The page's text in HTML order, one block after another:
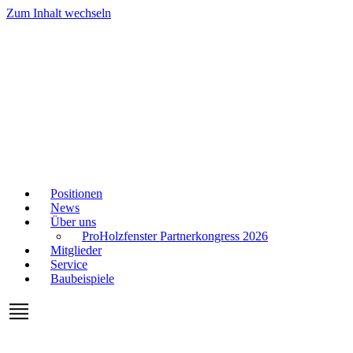
Zum Inhalt wechseln
Positionen
News
Über uns
ProHolzfenster Partnerkongress 2026
Mitglieder
Service
Baubeispiele